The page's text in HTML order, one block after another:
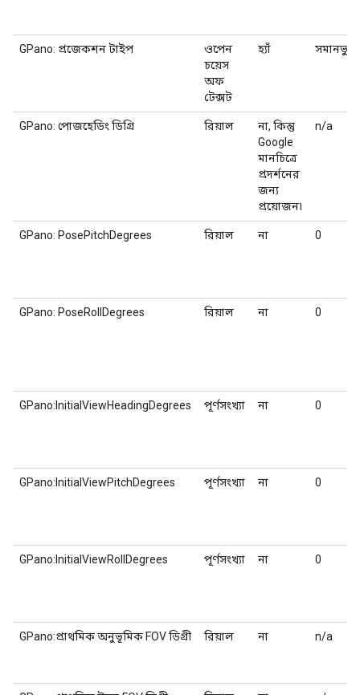
GPano: প্রজেকশন টাইপ
ওপেন
চয়েস
অফ
টেক্সট
হ্যাঁ
GPano: পোজহেডিং ডিগ্রি রিয়াল
না, কিন্তু
Google
মানচিত্রে
প্রদর্শনের
জন্য
প্রয়োজন৷
n/a
GPano: PosePitchDegrees রিয়াল না 0
GPano: PoseRollDegrees রিয়াল না 0
GPano:InitialViewHeadingDegrees পূর্ণসংখ্যা না 0
GPano:InitialViewPitchDegrees পূর্ণসংখ্যা না 0
GPano:InitialViewRollDegrees পূর্ণসংখ্যা না 0
GPano:প্রাথমিক অনুভূমিক FOV ডিগ্রী রিয়াল না n/a